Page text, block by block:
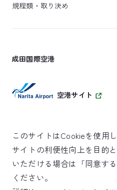
規程類・取り決め
成田国際空港
空港サイト
SKYTRAX
5スターエアポート
このサイトはCookieを使用
サイトの利便性向上を目的
いただける場合は「同意す
ください。